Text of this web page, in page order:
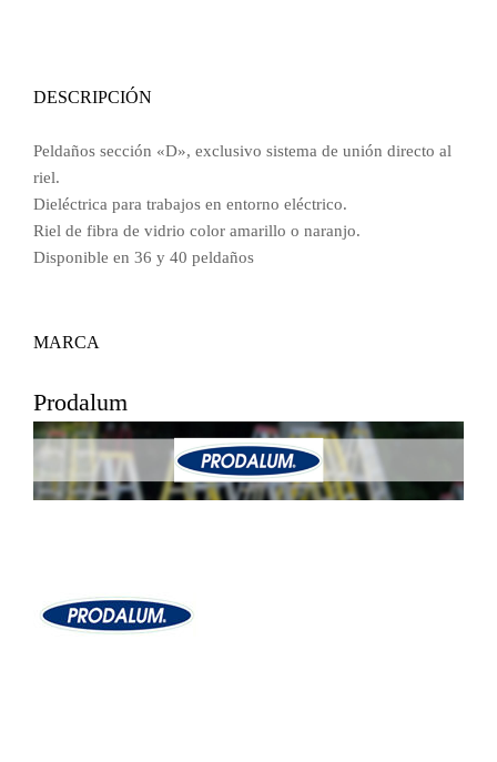
DESCRIPCIÓN
Peldaños sección «D», exclusivo sistema de unión directo al
riel.
Dieléctrica para trabajos en entorno eléctrico.
Riel de fibra de vidrio color amarillo o naranjo.
Disponible en 36 y 40 peldaños
MARCA
Prodalum